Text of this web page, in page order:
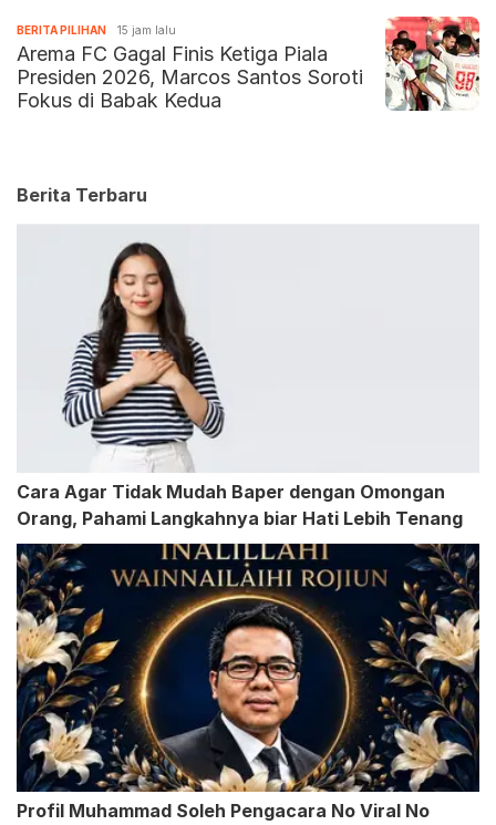
BERITA PILIHAN 15 jam lalu
Arema FC Gagal Finis Ketiga Piala
Presiden 2026, Marcos Santos Soroti
Fokus di Babak Kedua
Berita Terbaru
Cara Agar Tidak Mudah Baper dengan Omongan
Orang, Pahami Langkahnya biar Hati Lebih Tenang
Profil Muhammad Soleh Pengacara No Viral No